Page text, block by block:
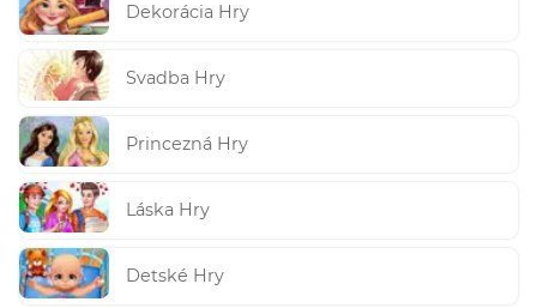
Dekorácia Hry
Svadba Hry
Princezná Hry
Láska Hry
Detské Hry